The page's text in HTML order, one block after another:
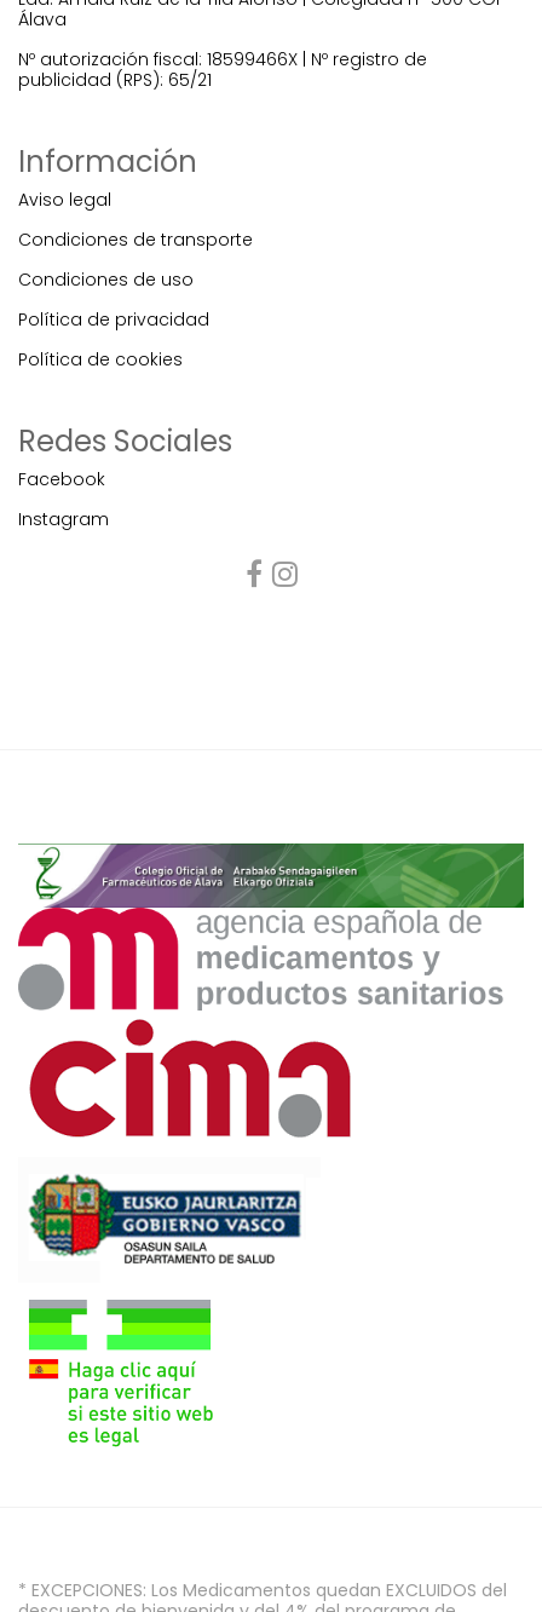
Álava
Nº autorización fiscal: 18599466X | Nº registro de
publicidad (RPS): 65/21
Información
Aviso legal
Condiciones de transporte
Condiciones de uso
Política de privacidad
Política de cookies
Redes Sociales
Facebook
Instagram
* EXCEPCIONES: Los Medicamentos quedan EXCLUIDOS del